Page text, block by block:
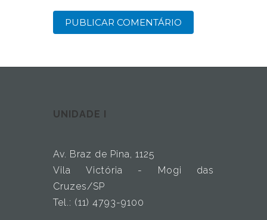
UNIDADE I
Av. Braz de Pina, 1125
Vila Victória - Mogi das
Cruzes/SP
Tel.: (11) 4793-9100